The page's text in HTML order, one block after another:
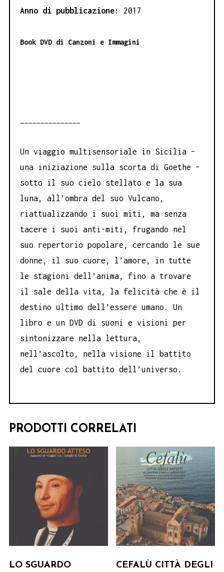
Anno di pubblicazione: 2017
Book DVD di Canzoni e Immagini
Un viaggio multisensoriale in Sicilia –
una iniziazione sulla scorta di Goethe –
sotto il suo cielo stellato e la sua
luna, all’ombra del suo Vulcano,
riattualizzando i suoi miti, ma senza
tacere i suoi anti-miti, frugando nel
suo repertorio popolare, cercando le sue
donne, il suo cuore, l’amore, in tutte
le stagioni dell’anima, fino a trovare
il sale della vita, la felicità che è il
destino ultimo dell’essere umano. Un
libro e un DVD di suoni e visioni per
sintonizzare nella lettura,
nell’ascolto, nella visione il battito
del cuore col battito dell’universo.
PRODOTTI CORRELATI
LO SGUARDO CEFALÙ CITTÀ DEGLI